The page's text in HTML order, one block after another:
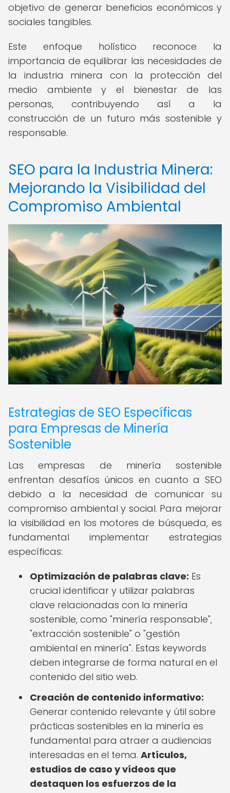
objetivo de generar beneficios económicos y
sociales tangibles.
Este enfoque holístico reconoce la
importancia de equilibrar las necesidades de
la industria minera con la protección del
medio ambiente y el bienestar de las
personas, contribuyendo así a la
construcción de un futuro más sostenible y
responsable.
SEO para la Industria Minera:
Mejorando la Visibilidad del
Compromiso Ambiental
Estrategias de SEO Específicas
para Empresas de Minería
Sostenible
Las empresas de minería sostenible
enfrentan desafíos únicos en cuanto a SEO
debido a la necesidad de comunicar su
compromiso ambiental y social. Para mejorar
la visibilidad en los motores de búsqueda, es
fundamental implementar estrategias
específicas:
Optimización de palabras clave: Es
crucial identificar y utilizar palabras
clave relacionadas con la minería
sostenible, como "minería responsable",
"extracción sostenible" o "gestión
ambiental en minería". Estas keywords
deben integrarse de forma natural en el
contenido del sitio web.
Creación de contenido informativo:
Generar contenido relevante y útil sobre
prácticas sostenibles en la minería es
fundamental para atraer a audiencias
interesadas en el tema. Artículos,
estudios de caso y vídeos que
destaquen los esfuerzos de la